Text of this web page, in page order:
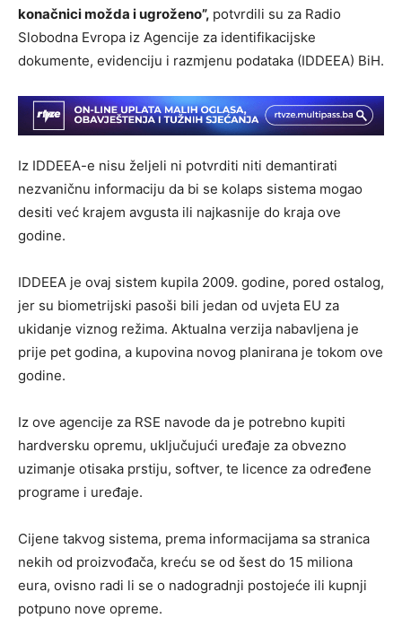
konačnici možda i ugroženo”, potvrdili su za Radio
Slobodna Evropa iz Agencije za identifikacijske
dokumente, evidenciju i razmjenu podataka (IDDEEA) BiH.
Iz IDDEEA-e nisu željeli ni potvrditi niti demantirati
nezvaničnu informaciju da bi se kolaps sistema mogao
desiti već krajem avgusta ili najkasnije do kraja ove
godine.
IDDEEA je ovaj sistem kupila 2009. godine, pored ostalog,
jer su biometrijski pasoši bili jedan od uvjeta EU za
ukidanje viznog režima. Aktualna verzija nabavljena je
prije pet godina, a kupovina novog planirana je tokom ove
godine.
Iz ove agencije za RSE navode da je potrebno kupiti
hardversku opremu, uključujući uređaje za obvezno
uzimanje otisaka prstiju, softver, te licence za određene
programe i uređaje.
Cijene takvog sistema, prema informacijama sa stranica
nekih od proizvođača, kreću se od šest do 15 miliona
eura, ovisno radi li se o nadogradnji postojeće ili kupnji
potpuno nove opreme.